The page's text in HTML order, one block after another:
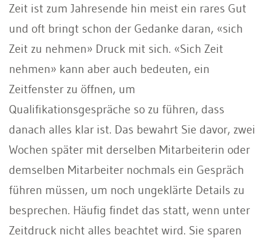
Zeit ist zum Jahresende hin meist ein rares Gut
und oft bringt schon der Gedanke daran, «sich
Zeit zu nehmen» Druck mit sich. «Sich Zeit
nehmen» kann aber auch bedeuten, ein
Zeitfenster zu öffnen, um
Qualifikationsgespräche so zu führen, dass
danach alles klar ist. Das bewahrt Sie davor, zwei
Wochen später mit derselben Mitarbeiterin oder
demselben Mitarbeiter nochmals ein Gespräch
führen müssen, um noch ungeklärte Details zu
besprechen. Häufig findet das statt, wenn unter
Zeitdruck nicht alles beachtet wird. Sie sparen